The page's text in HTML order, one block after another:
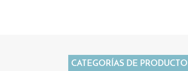
CATEGORÍAS DE PRODUCTO